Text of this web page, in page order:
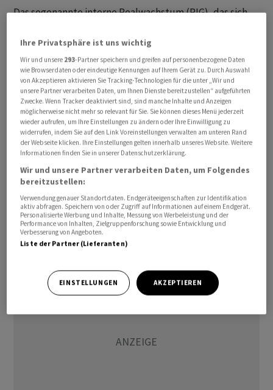
Das sogenannte interne Realwachstum (RIG), das sich
zusammensetzt, belief sich im Schlussquartal auf +0,4
Prozent, wie das Unternehmen am Donnerstag
mitteilte.Nestléführt dies auf moderatere
Preiserhöhungen, höhere Marketinginvestitionen und
Optimierungen im Sortiment zurück.
Für das Gesamtjahr ergibt sich nach den drei negativen
Vorquartalen beim RIG allerdings noch ein Minus von 0,3
Prozent. Die beispiellose Inflationswelle der
vergangenen zwei Jahre habe die Konsumenten
belastet und die Nachfrage nach Nahrungsmitteln und
Getränken gedämpft, sagte Nestlé-Chef Mark Schneider
in der Mitteilung. Nestlé habe aber vermehrt in
Marketing und andere Wachstumstreiber investiert.
Ihre Privatsphäre ist uns wichtig
Wir und unsere 293-Partner speichern und greifen auf personenbezogene Daten
wie Browserdaten oder eindeutige Kennungen auf Ihrem Gerät zu. Durch Auswahl
von Akzeptieren aktivieren Sie Tracking-Technologien für die unter „Wir und
unsere Partner verarbeiten Daten, um Ihnen Dienste bereitzustellen“ aufgeführten
Zwecke. Wenn Tracker deaktiviert sind, sind manche Inhalte und Anzeigen
möglicherweise nicht mehr so relevant für Sie. Sie können dieses Menü jederzeit
wieder aufrufen, um Ihre Einstellungen zu ändern oder Ihre Einwilligung zu
widerrufen, indem Sie auf den Link Voreinstellungen verwalten am unteren Rand
der Webseite klicken. Ihre Einstellungen gelten innerhalb unseres Website. Weitere
Informationen finden Sie in unserer Datenschutzerklärung.
Wir und unsere Partner verarbeiten Daten, um Folgendes
bereitzustellen:
Verwendung genauer Standortdaten. Endgeräteeigenschaften zur Identifikation
aktiv abfragen. Speichern von oder Zugriff auf Informationen auf einem Endgerät.
Personalisierte Werbung und Inhalte, Messung von Werbeleistung und der
Performance von Inhalten, Zielgruppenforschung sowie Entwicklung und
Verbesserung von Angeboten.
Liste der Partner (Lieferanten)
EINSTELLUNGEN AKZEPTIEREN